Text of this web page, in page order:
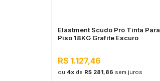
Elastment Scudo Pro Tinta Para
Piso 18KG Grafite Escuro
R$ 1.127,46
ou 4x de R$ 281,86 sem juros